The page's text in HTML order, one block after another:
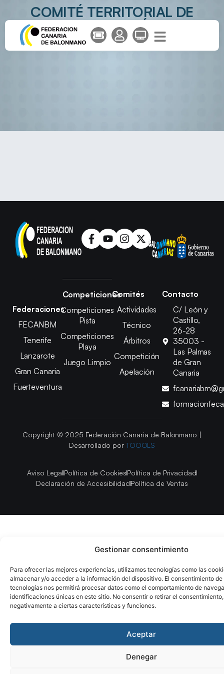
Gestionar consentimiento
Para ofrecer las mejores experiencias, utilizamos tecnologías como las
almacenar y/o acceder a la información del dispositivo. El consentimiento de
tecnologías nos permitirá procesar datos como el comportamiento de
identificaciones únicas en este sitio. No consentir o retirar el
negativamente a ciertas características y funciones.
Aceptar
Denegar
COMITÉ TERRITORIAL DE
COMPETICIÓN
Federaciones
FECANBM
Tenerife
Lanzarote
Gran Canaria
Fuerteventura
Competiciones
Competiciones
Pista
Competiciones
Playa
Juego Limpio
Comités
Actividades
Técnico
Árbitros
Competición
Apelación
Contacto
C/ León y
Castillo,
26-28
35003 -
Las Palmas
de Gran
Canaria
Copyright © 2025 Federación Canaria de Balonmano |
Desarrollado por TOOOLS
Aviso LegalPolítica de CookiesPolítica de Privacidad
Declaración de AccesibilidadPolítica de Ventas